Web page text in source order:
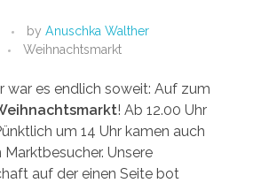
by Anuschka Walther
Weihnachtsmarkt
war es endlich soweit: Auf zum
! Ab 12.00 Uhr
um 14 Uhr kamen auch
Unsere
auf der einen Seite bot